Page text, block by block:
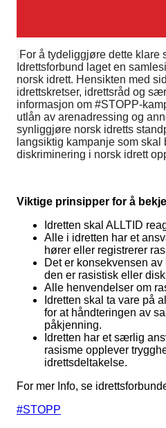
For å tydeliggjøre dette klare
Idrettsforbund laget en
norsk idrett. Hensikten med
idrettskretser, idrettsråd og
informasjon om #STOPP-
utlån av arenadressing og
synliggjøre norsk idretts
langsiktig kampanje som skal
diskriminering i norsk idrett
Viktige prinsipper for å
Idretten skal ALLTID
Alle i idretten har et
hører eller registrerer
Det er konsekvensen
den er rasistisk eller
Alle henvendelser om
Idretten skal ta vare på
for at håndteringen av
påkjenning.
Idretten har et særlig
rasisme opplever
idrettsdeltakelse.
For mer Info, se
#STOPP